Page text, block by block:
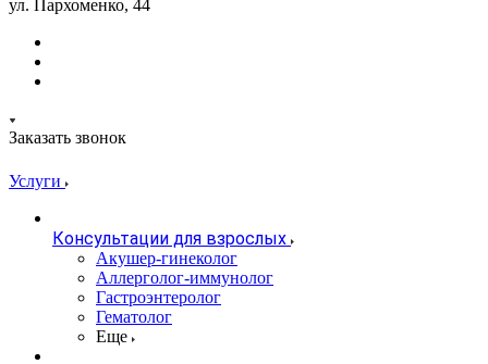
ул. Пархоменко, 44
Заказать звонок
Услуги
Консультации для взрослых
Акушер-гинеколог
Аллерголог-иммунолог
Гастроэнтеролог
Гематолог
Еще